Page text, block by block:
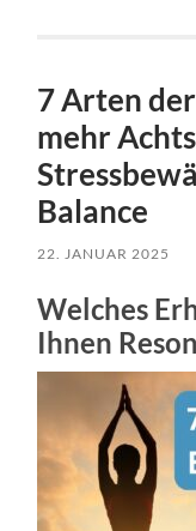
7 Arten
mehr
Balance
22. JANUAR 2025
Welches
Ihnen